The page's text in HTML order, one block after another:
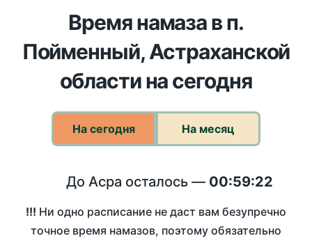
Время намаза в п.
Пойменный, Астраханской
области на сегодня
На сегодня На месяц
До Асра осталось — 00:59:22
!!! Ни одно расписание не даст вам безупречно
точное время намазов, поэтому обязательно